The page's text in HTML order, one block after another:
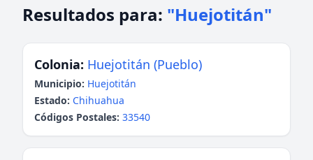
Resultados para: "Huejotitán"
Colonia: Huejotitán (Pueblo)
Municipio: Huejotitán
Estado: Chihuahua
Códigos Postales: 33540